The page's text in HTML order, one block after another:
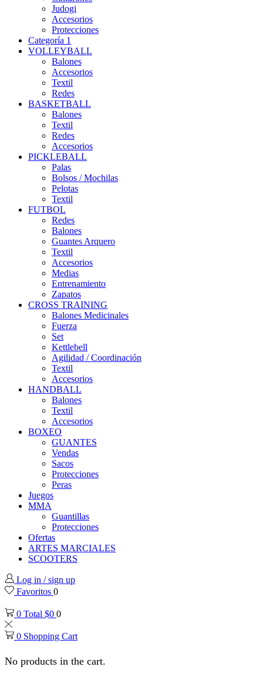
Judogi
Accesorios
Protecciones
Categoría 1
VOLLEYBALL
Balones
Accesorios
Textil
Redes
BASKETBALL
Balones
Textil
Redes
Accesorios
PICKLEBALL
Palas
Bolsos / Mochilas
Pelotas
Textil
FUTBOL
Redes
Balones
Guantes Arquero
Textil
Accesorios
Medias
Entrenamiento
Zapatos
CROSS TRAINING
Balones Medicinales
Fuerza
Set
Kettlebell
Agilidad / Coordinación
Textil
Accesorios
HANDBALL
Balones
Textil
Accesorios
BOXEO
GUANTES
Vendas
Sacos
Protecciones
Peras
Juegos
MMA
Guantillas
Protecciones
Ofertas
ARTES MARCIALES
SCOOTERS
Log in / sign up
Favoritos 0
0 Total $0 0
0 Shopping Cart
No products in the cart.